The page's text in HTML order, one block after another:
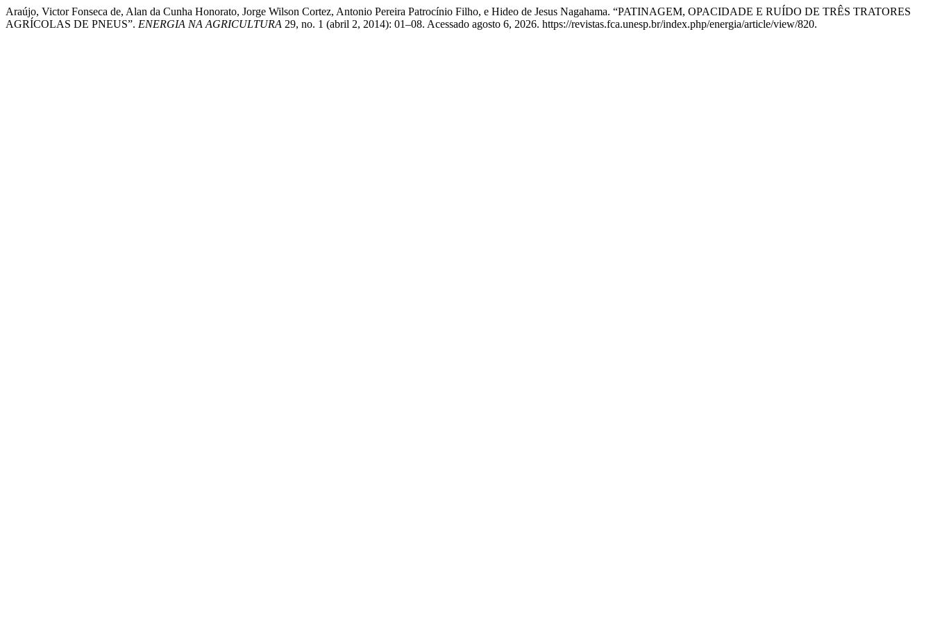
Araújo, Victor Fonseca de, Alan da Cunha Honorato, Jorge Wilson Cortez, Antonio Pereira Patrocínio Filho, e Hideo de Jesus Nagahama. “PATINAGEM, OPACIDADE E RUÍDO DE TRÊS TRATORES
AGRÍCOLAS DE PNEUS”. ENERGIA NA AGRICULTURA 29, no. 1 (abril 2, 2014): 01–08. Acessado agosto 6, 2026. https://revistas.fca.unesp.br/index.php/energia/article/view/820.